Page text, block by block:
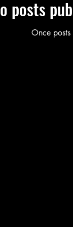
posts
Once posts